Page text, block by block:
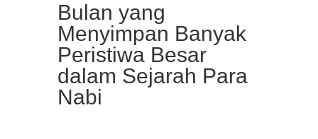
Bulan yang
Menyimpan Banyak
Peristiwa Besar
dalam Sejarah Para
Nabi